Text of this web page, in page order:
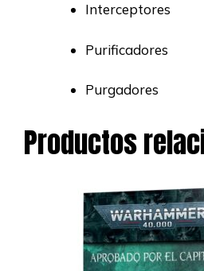
Interceptores
Purificadores
Purgadores
Productos